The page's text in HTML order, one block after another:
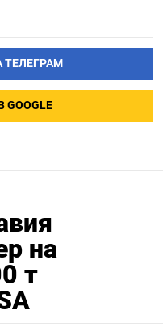
ТЕЛЕГРАМ
на
т